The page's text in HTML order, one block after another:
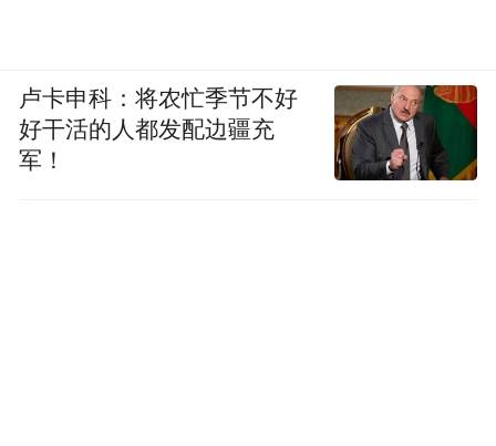
卢卡申科：将农忙季节不好
好干活的人都发配边疆充
军！